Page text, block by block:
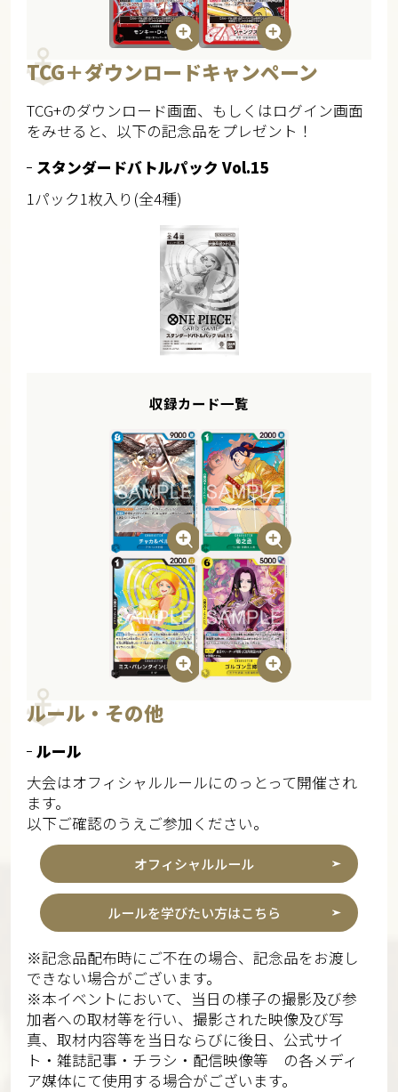
TCG＋ダウンロードキャンペーン
TCG+のダウンロード画面、もしくはログイン画面
をみせると、以下の記念品を​プレゼント！
スタンダードバトルパック Vol.15
1パック1枚入り(全4種)
収録カード一覧
ルール・その他
ルール
大会はオフィシャルルールにのっとって開催され
ます。
以下ご確認のうえご参加ください。
オフィシャルルール
ルールを学びたい方はこちら​
※記念品配布時にご不在の場合、記念品をお渡し
できない場合がございます。​​
※本イベントにおいて、当日の様子の撮影及び参
加者への取材等を行い、撮影された映像及び写
真、取材内容等を当日ならびに後日、公式サイ
ト・雑誌記事・チラシ・配信映像等 の各メディ
ア媒体にて使用する場合がございます。​​